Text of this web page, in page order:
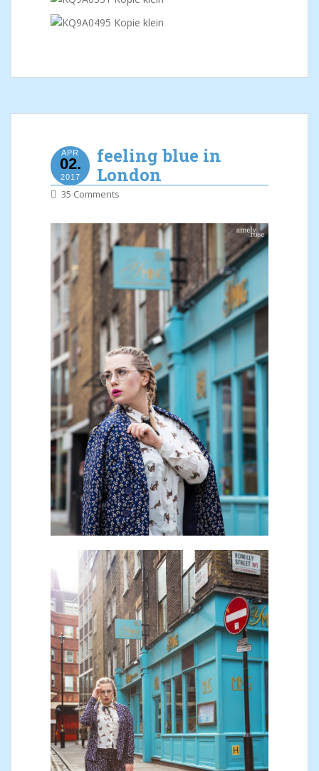
APR
02.
2017
feeling blue in
London
35 Comments